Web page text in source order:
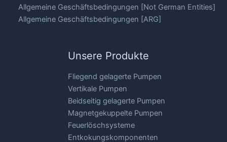
Allgemeine Geschäftsbedingungen [Not German Entities]
Allgemeine Geschäftsbedingungen [ARG]
Unsere Produkte
Fliegend gelagerte Pumpen
Vertikale Pumpen
Beidseitig gelagerte Pumpen
Magnetgekuppelte Pumpen
Feuerlöschsysteme
Entkokungskomponenten